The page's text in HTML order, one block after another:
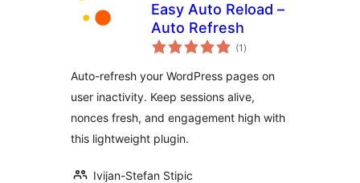
Easy Auto Reload –
Auto Refresh
(1 total
ratings
)
Auto-refresh your WordPress pages on
user inactivity. Keep sessions alive,
nonces fresh, and engagement high with
this lightweight plugin.
Ivijan-Stefan Stipic